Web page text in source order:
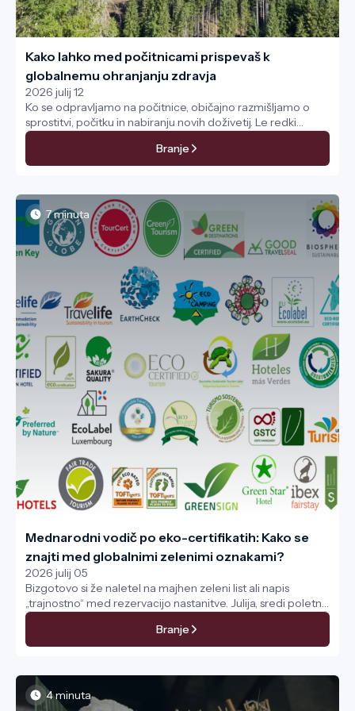
Kako lahko med počitnicami prispevaš k
globalnemu ohranjanju zdravja
2026 julij 12
Ko se odpravljamo na počitnice, običajno razmišljamo o
sprostitvi, počitku in nabiranju novih doživetij. Le redki
pomislijo, da lahko z vsakodnevnimi odločitvami kot turisti
ne le ohranjamo svoje telesno in duševno ravnovesje,
temveč tudi pomembno prispevamo k zdravju in kakovosti
Branje
7 minuta
Mednarodni vodič po eko-certifikatih: Kako se
znajti med globalnimi zelenimi oznakami?
2026 julij 05
Bizgotovo si že naletel na majhen zeleni list ali napis
„trajnostno“ med rezervacijo nastanitve. Julija, sredi poletne
sezone, smo še posebej nagnjeni k temu, da se zanašamo
na te oznake, toda kaj se skriva za njimi?
Branje
4 minuta